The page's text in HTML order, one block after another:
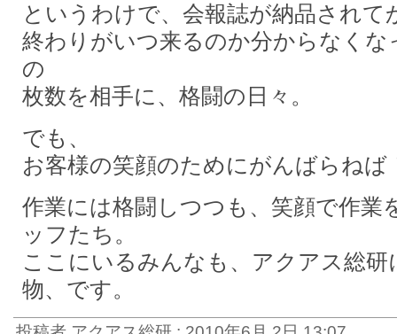
というわけで、会報誌が納品されて
終わりがいつ来るのか分からなく
の
枚数を相手に、格闘の日々。
でも、
お客様の笑顔のためにがんばらねば
作業には格闘しつつも、笑顔で作業
ッフたち。
ここにいるみんなも、アクアス総研
物、です。